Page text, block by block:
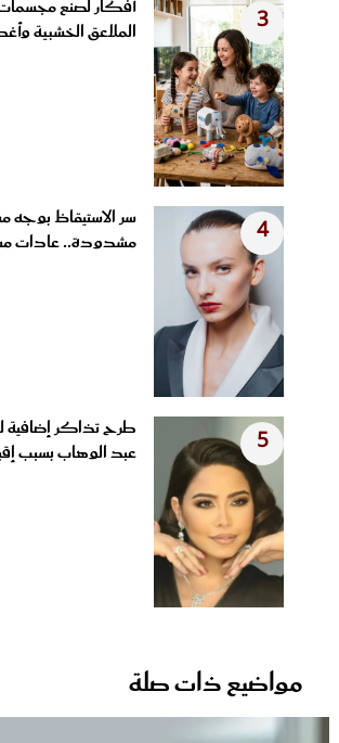
3
أفكار لصنع مجسمات
الملاعق الخشبية
4
سر الاستيقاظ بوجه
مشدودة.. عادات
5
طرح تذاكر إضافية
عبد الوهاب بسبب
مواضيع ذات صلة